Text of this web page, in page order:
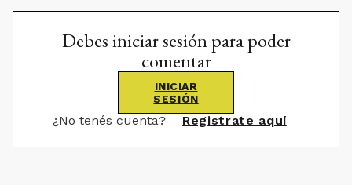
Debes iniciar sesión para poder
comentar
INICIAR
SESIÓN
¿No tenés cuenta? Registrate aquí